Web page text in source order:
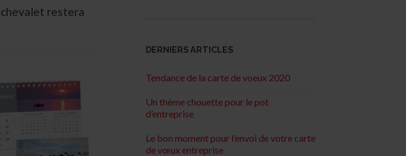
restera
DERNIERS ARTICLES
Tendance de la carte de voeux 2020
Un thème chouette pour le pot
d’entreprise
Le bon moment pour l’envoi de votre carte
de vœux entreprise